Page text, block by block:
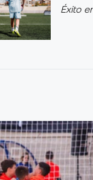
Éxito